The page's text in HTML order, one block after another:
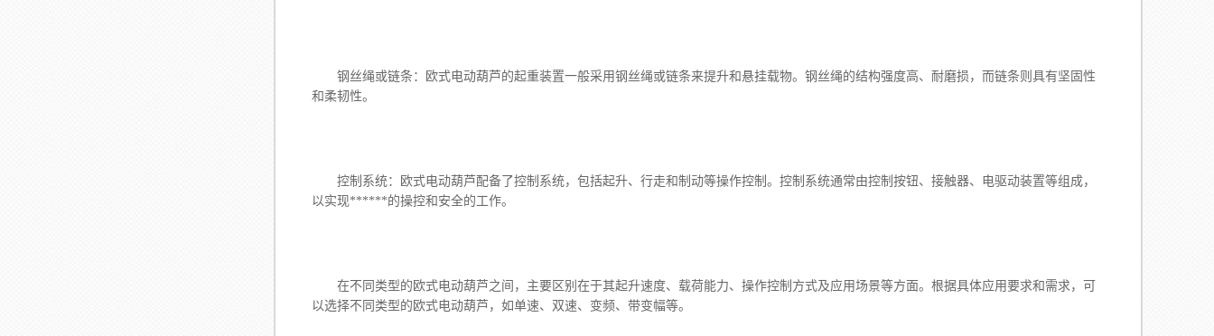
钢丝绳或链条：欧式电动葫芦的起重装置一般采用钢丝绳或链条来提升和悬挂载物。钢丝绳的结构强度高、耐磨损，而链条则具有坚固性
和柔韧性。
控制系统：欧式电动葫芦配备了控制系统，包括起升、行走和制动等操作控制。控制系统通常由控制按钮、接触器、电驱动装置等组成，
以实现******的操控和安全的工作。
在不同类型的欧式电动葫芦之间，主要区别在于其起升速度、载荷能力、操作控制方式及应用场景等方面。根据具体应用要求和需求，可
以选择不同类型的欧式电动葫芦，如单速、双速、变频、带变幅等。